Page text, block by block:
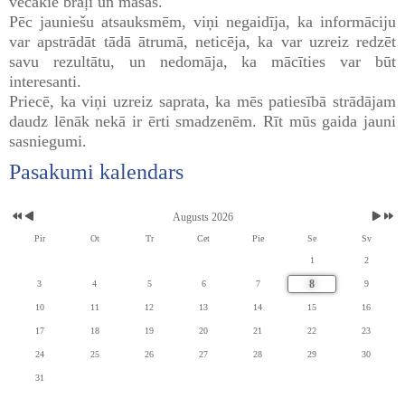
Pēc jauniešu atsauksmēm, viņi negaidīja, ka informāciju
var apstrādāt tādā ātrumā, neticēja, ka var uzreiz redzēt
savu rezultātu, un nedomāja, ka mācīties var būt
interesanti.
Priecē, ka viņi uzreiz saprata, ka mēs patiesībā strādājam
daudz lēnāk nekā ir ērti smadzenēm. Rīt mūs gaida jauni
sasniegumi.
Pasakumi kalendars
Augusts 2026
Pir Ot Tr Cet Pie Se Sv
1 2
3 4 5 6 7 8 9
10 11 12 13 14 15 16
17 18 19 20 21 22 23
24 25 26 27 28 29 30
31